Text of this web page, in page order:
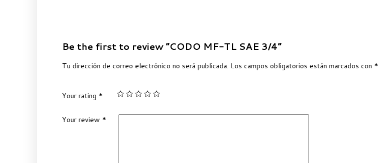
Be the first to review “CODO MF-TL SAE 3/4”
Tu dirección de correo electrónico no será publicada. Los campos obligatorios están marcados con *
Your rating *
Your review *